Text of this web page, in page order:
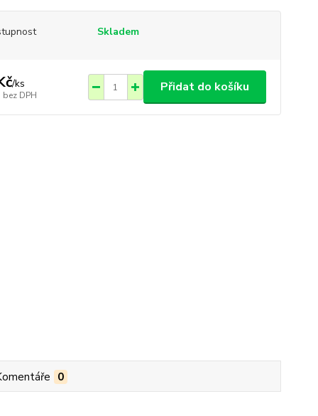
Skladem
/ks
bez DPH
Přidat do košíku
0